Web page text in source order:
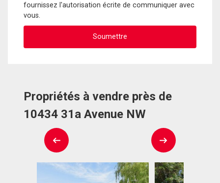
fournissez l'autorisation écrite de communiquer avec
vous.
Propriétés à vendre près de
10434 31a Avenue NW